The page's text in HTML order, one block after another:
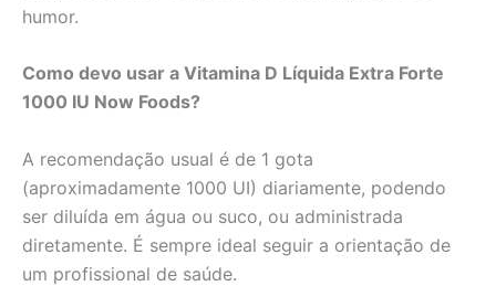
humor.
Como devo usar a Vitamina D Líquida Extra Forte
1000 IU Now Foods?
A recomendação usual é de 1 gota
(aproximadamente 1000 UI) diariamente, podendo
ser diluída em água ou suco, ou administrada
diretamente. É sempre ideal seguir a orientação de
um profissional de saúde.